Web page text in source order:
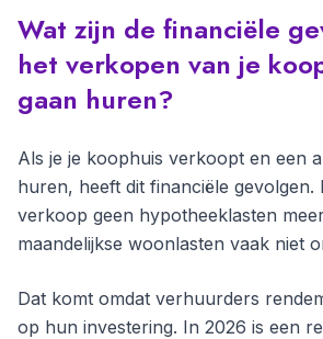
Wat zijn de financiële
het verkopen van je
gaan huren?
Als je je koophuis verkoopt en een
huren, heeft dit financiële gevolgen.
verkoop geen hypotheeklasten
maandelijkse woonlasten vaak niet
Dat komt omdat verhuurders
op hun investering. In 2026 is een